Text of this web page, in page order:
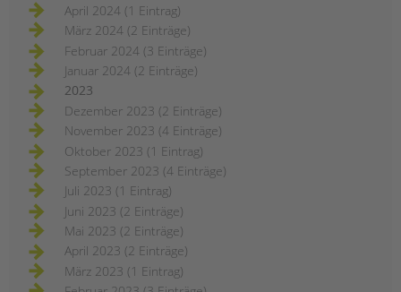
April 2024 (1 Eintrag)
März 2024 (2 Einträge)
Februar 2024 (3 Einträge)
Januar 2024 (2 Einträge)
2023
Dezember 2023 (2 Einträge)
November 2023 (4 Einträge)
Oktober 2023 (1 Eintrag)
September 2023 (4 Einträge)
Juli 2023 (1 Eintrag)
Juni 2023 (2 Einträge)
Mai 2023 (2 Einträge)
April 2023 (2 Einträge)
März 2023 (1 Eintrag)